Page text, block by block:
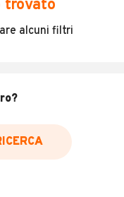
il veicolo
la disponibilità
trovato
alcuni filtri